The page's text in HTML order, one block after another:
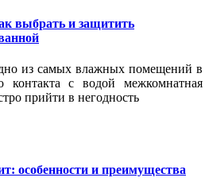
выбрать и защитить
из самых влажных помещений в
контакта с водой межкомнатная
прийти в негодность
особенности и преимущества